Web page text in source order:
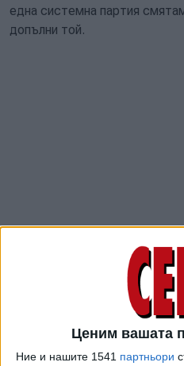
Ценим вашата
Ние и нашите 1541 партньори
една системна партия
допълни той.
"20 години само ни нападат
нападат - ние строим.
построено от ГЕРБ", обясни
"Бях разтревожен, но после
това, което чух от